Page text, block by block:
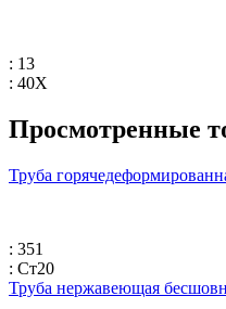
: 13
: 40Х
Просмотренные
Труба
: 351
: Ст20
Труба нержавеющая